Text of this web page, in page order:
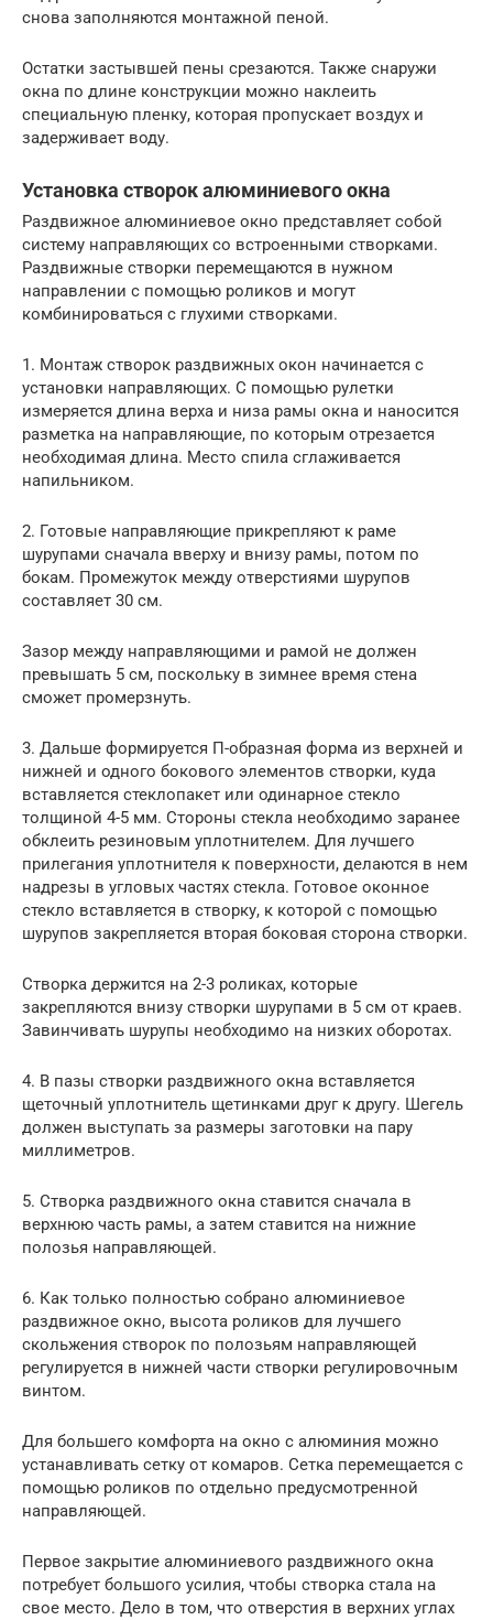
снова заполняются монтажной пеной.
Остатки застывшей пены срезаются. Также снаружи
окна по длине конструкции можно наклеить
специальную пленку, которая пропускает воздух и
задерживает воду.
Установка створок алюминиевого окна
Раздвижное алюминиевое окно представляет собой
систему направляющих со встроенными створками.
Раздвижные створки перемещаются в нужном
направлении с помощью роликов и могут
комбинироваться с глухими створками.
1. Монтаж створок раздвижных окон начинается с
установки направляющих. С помощью рулетки
измеряется длина верха и низа рамы окна и наносится
разметка на направляющие, по которым отрезается
необходимая длина. Место спила сглаживается
напильником.
2. Готовые направляющие прикрепляют к раме
шурупами сначала вверху и внизу рамы, потом по
бокам. Промежуток между отверстиями шурупов
составляет 30 см.
Зазор между направляющими и рамой не должен
превышать 5 см, поскольку в зимнее время стена
сможет промерзнуть.
3. Дальше формируется П-образная форма из верхней и
нижней и одного бокового элементов створки, куда
вставляется стеклопакет или одинарное стекло
толщиной 4-5 мм. Стороны стекла необходимо заранее
обклеить резиновым уплотнителем. Для лучшего
прилегания уплотнителя к поверхности, делаются в нем
надрезы в угловых частях стекла. Готовое оконное
стекло вставляется в створку, к которой с помощью
шурупов закрепляется вторая боковая сторона створки.
Створка держится на 2-3 роликах, которые
закрепляются внизу створки шурупами в 5 см от краев.
Завинчивать шурупы необходимо на низких оборотах.
4. В пазы створки раздвижного окна вставляется
щеточный уплотнитель щетинками друг к другу. Шегель
должен выступать за размеры заготовки на пару
миллиметров.
5. Створка раздвижного окна ставится сначала в
верхнюю часть рамы, а затем ставится на нижние
полозья направляющей.
6. Как только полностью собрано алюминиевое
раздвижное окно, высота роликов для лучшего
скольжения створок по полозьям направляющей
регулируется в нижней части створки регулировочным
винтом.
Для большего комфорта на окно с алюминия можно
устанавливать сетку от комаров. Сетка перемещается с
помощью роликов по отдельно предусмотренной
направляющей.
Первое закрытие алюминиевого раздвижного окна
потребует большого усилия, чтобы створка стала на
свое место. Дело в том, что отверстия в верхних углах